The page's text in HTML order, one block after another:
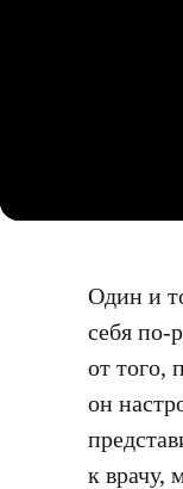
Один и
себя по-
от того,
он
к врачу,